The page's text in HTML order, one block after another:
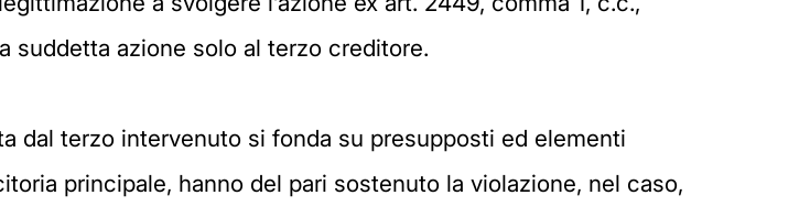
suddetta azione solo al terzo creditore.
dal terzo intervenuto si fonda su presupposti ed elementi
principale, hanno del pari sostenuto la violazione, nel caso,